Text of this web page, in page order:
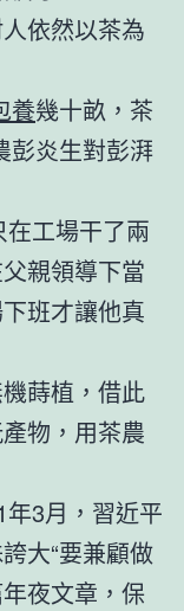
依然以茶為
養幾十畝，茶
彭炎生對彭湃
工場干了兩
親領導下當
班才讓他真
蒔植，借此
物，用茶農
3月，習近平
大“要兼顧做
夜文章，保